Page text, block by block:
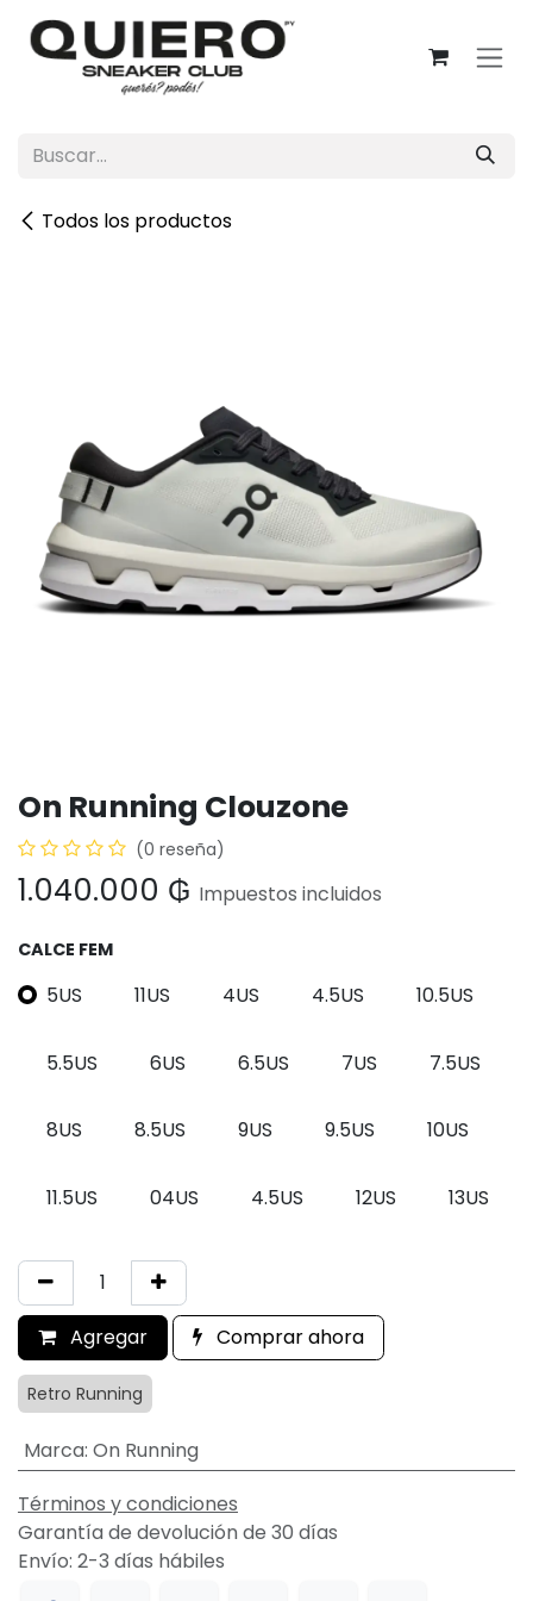
Ir al contenido
Todos los productos
On Running Clouzone
(0 reseña)
1.040.000 ₲ Impuestos incluidos
CALCE FEM
5US 11US 4US 4.5US 10.5US
5.5US 6US 6.5US 7US 7.5US
8US 8.5US 9US 9.5US 10US
11.5US 04US 4.5US 12US 13US
Agregar Comprar ahora
Retro Running
Marca: On Running
Términos y condiciones
Garantía de devolución de 30 días
Envío: 2-3 días hábiles